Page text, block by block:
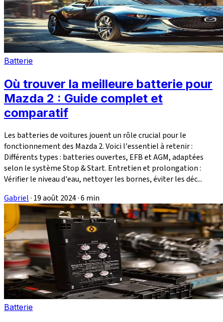
Batterie
Où trouver la meilleure batterie pour
Mazda 2 : Guide complet et
comparatif
Les batteries de voitures jouent un rôle crucial pour le
fonctionnement des Mazda 2. Voici l'essentiel à retenir :
Différents types : batteries ouvertes, EFB et AGM, adaptées
selon le système Stop & Start. Entretien et prolongation :
Vérifier le niveau d'eau, nettoyer les bornes, éviter les déc...
Gabriel· 19 août 2024·6 min
Batterie